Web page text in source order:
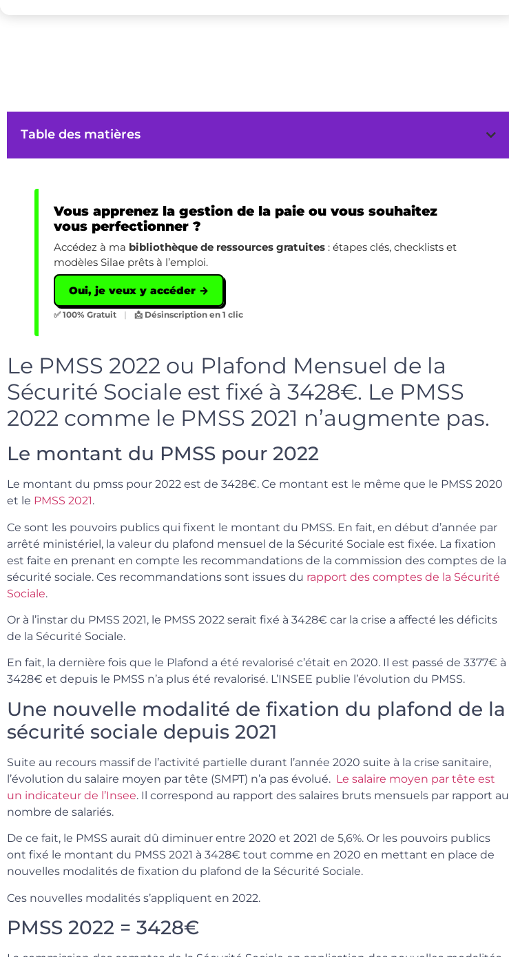
Table des matières
Vous apprenez la gestion de la paie ou vous souhaitez
vous perfectionner ?
Accédez à ma bibliothèque de ressources gratuites : étapes clés, checklists et
modèles Silae prêts à l’emploi.
Oui, je veux y accéder →
✅ 100% Gratuit | 📩 Désinscription en 1 clic
Le PMSS 2022 ou Plafond Mensuel de la
Sécurité Sociale est fixé à 3428€. Le PMSS
2022 comme le PMSS 2021 n’augmente pas.
Le montant du PMSS pour 2022
Le montant du pmss pour 2022 est de 3428€. Ce montant est le même que le PMSS 2020
et le PMSS 2021.
Ce sont les pouvoirs publics qui fixent le montant du PMSS. En fait, en début d’année par
arrêté ministériel, la valeur du plafond mensuel de la Sécurité Sociale est fixée. La fixation
est faite en prenant en compte les recommandations de la commission des comptes de la
sécurité sociale. Ces recommandations sont issues du rapport des comptes de la Sécurité
Sociale.
Or à l’instar du PMSS 2021, le PMSS 2022 serait fixé à 3428€ car la crise a affecté les déficits
de la Sécurité Sociale.
En fait, la dernière fois que le Plafond a été revalorisé c’était en 2020. Il est passé de 3377€ à
3428€ et depuis le PMSS n’a plus été revalorisé. L’INSEE publie l’évolution du PMSS.
Une nouvelle modalité de fixation du plafond de la
sécurité sociale depuis 2021
Suite au recours massif de l’activité partielle durant l’année 2020 suite à la crise sanitaire,
l’évolution du salaire moyen par tête (SMPT) n’a pas évolué. Le salaire moyen par tête est
un indicateur de l’Insee. Il correspond au rapport des salaires bruts mensuels par rapport au
nombre de salariés.
De ce fait, le PMSS aurait dû diminuer entre 2020 et 2021 de 5,6%. Or les pouvoirs publics
ont fixé le montant du PMSS 2021 à 3428€ tout comme en 2020 en mettant en place de
nouvelles modalités de fixation du plafond de la Sécurité Sociale.
Ces nouvelles modalités s’appliquent en 2022.
PMSS 2022 = 3428€